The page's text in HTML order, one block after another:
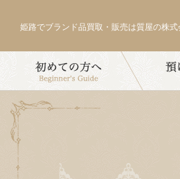
姫路でブランド品買取・販売は質屋の株